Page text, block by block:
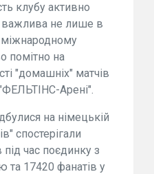
клубу активно
важлива не лише в
міжнародному
помітно на
"домашніх" матчів
Арені".
на німецькій
спостерігали
час поєдинку з
та 17420 фанатів у